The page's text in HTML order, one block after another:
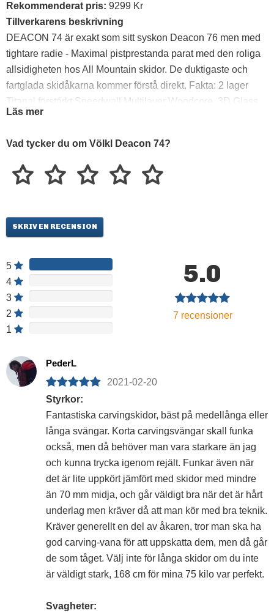
Rekommenderat pris: 9299 Kr
Tillverkarens beskrivning
DEACON 74 är exakt som sitt syskon Deacon 76 men med
tightare radie - Maximal pistprestanda parat med den roliga
allsidigheten hos All Mountain skidor. De duktigaste och
fartglada skidåkarna kommer förstå direkt. Fakta: 2 lager
Titanal förstärkt Speedwall Multilayer Woodcore, 3D.Glass,
nya UVO 3D, P-Tex 4504 belag och Markers X-Cell
Racetiger GS & SL - MEN med de bredare måtten och
förlängd (XTD) Tip- & Tail rocker profil får vi fram något riktigt
bra, lättåkt - och galet kul! Behöver vi säga att detta är
Läs mer
Vad tycker du om Völkl Deacon 74?
SKRIV EN RECENSION
5
4
3
2
1
5.0
7 recensioner
PederL
2021-02-20
Styrkor:
Fantastiska carvingskidor, bäst på medellånga eller
långa svängar. Korta carvingsvängar skall funka
också, men då behöver man vara starkare än jag
och kunna trycka igenom rejält. Funkar även när
det är lite uppkört jämfört med skidor med mindre
än 70 mm midja, och går väldigt bra när det är hårt
underlag men kräver då att man kör med bra teknik.
Kräver generellt en del av åkaren, tror man ska ha
god carving-vana för att uppskatta dem, men då går
de som tåget. Välj inte för långa skidor om du inte
är väldigt stark, 168 cm för mina 75 kilo var perfekt.
Svagheter: